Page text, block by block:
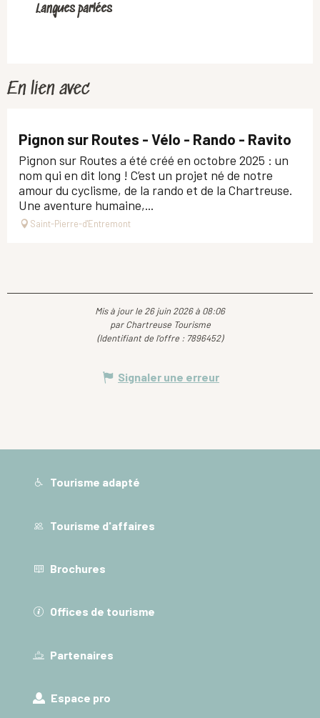
Langues parlées
Langues parlées
En lien avec
Pignon sur Routes - Vélo - Rando - Ravito
Pignon sur Routes a été créé en octobre 2025 : un
nom qui en dit long ! C’est un projet né de notre
amour du cyclisme, de la rando et de la Chartreuse.
Une aventure humaine,...
Saint-Pierre-d'Entremont
Mis à jour le 26 juin 2026 à 08:06
par Chartreuse Tourisme
(Identifiant de l'offre : 7896452)
Signaler une erreur
Tourisme adapté
Tourisme d'affaires
Brochures
Offices de tourisme
Partenaires
Espace pro